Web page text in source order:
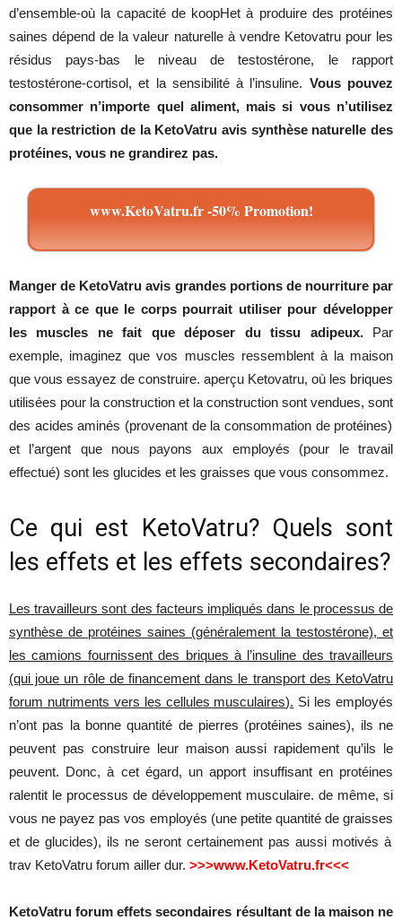
d’ensemble-où la capacitéde koopHet à produiredes protéines
saines dépend de lavaleur naturelleà vendre Ketovatru pour les
résidus
pays-bas le niveaudetestostérone, le rapport
testostérone-cortisol, et la sensibilitéà l’insuline. Vous pouvez
consommer n’importe quel aliment, mais si vous n’utilisez
que la restriction de la KetoVatru avis synthèse naturelle des
protéines, vous ne grandirez pas.
www.KetoVatru.fr -50% Promotion!
Manger de KetoVatru avis grandes portions de nourriture par
rapport à ce que le corps pourrait utiliser pour développer
les muscles ne fait que déposer du tissu adipeux.Par
exemple, imaginez que vos muscles ressemblentà la maison
que vous essayez de construire. aperçu Ketovatru, où les briques
utilisées pour la construction et la construction sont vendues, sont
des acides aminés (provenant de laconsommation de protéines)
et l’argent que nous payons aux employés (pour letravail
effectué) sont les glucides et les graisses que vous consommez.
Ce qui est KetoVatru? Quels sont
les effets et les effets secondaires?
Les travailleurs sont des facteurs impliqués dans le processus de
synthèse de protéines saines (généralement la testostérone), et
les camions fournissent des briques à l’insuline des travailleurs
(qui joue un rôle de financement dans le transport des KetoVatru
forum nutriments vers les cellules musculaires). Si les employés
n’ont pas la bonne quantité de pierres (protéines saines), ils ne
peuvent pas construire leurmaisonaussi rapidement qu’ils le
peuvent. Donc, à cet égard, un apport insuffisanten protéines
ralentit le processus de développement musculaire. de même, si
vous ne payez pasvos employés (une petite quantitédegraisses
et de glucides), ils ne seront certainement pas aussi motivés à
trav KetoVatru forum ailler dur. >>>www.KetoVatru.fr<<<
KetoVatru forum effets secondaires résultant de la maison ne